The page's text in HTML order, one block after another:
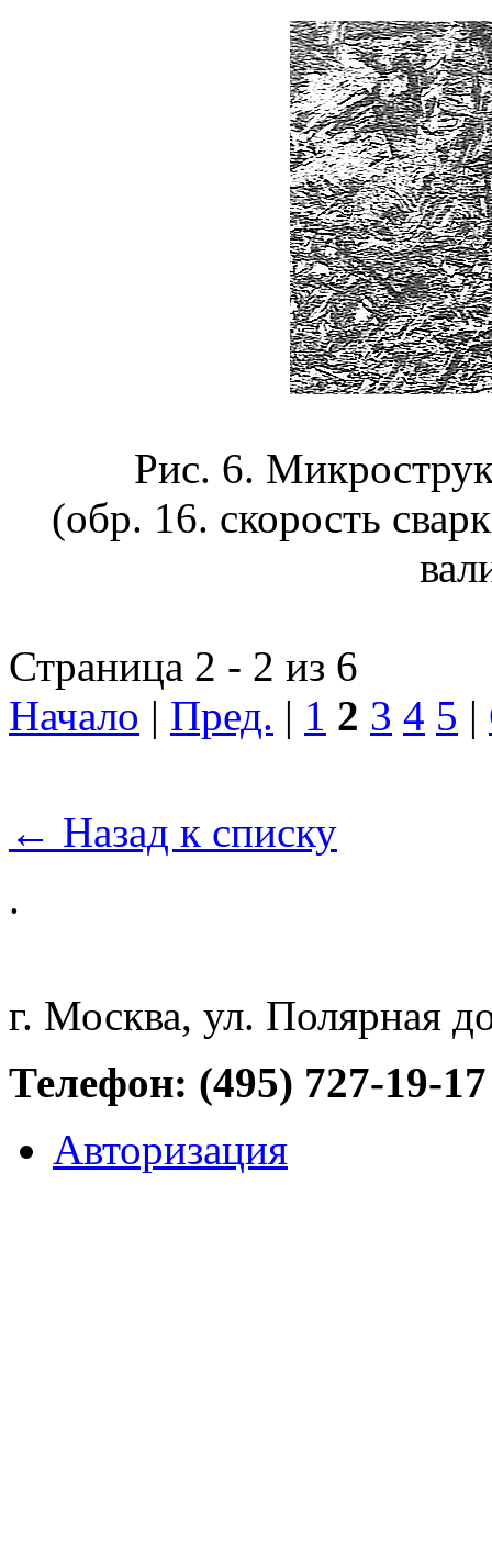
Рис. 6.
(обр. 16. скорость
Страница 2 - 2 из 6
Начало | Пред. | 1 2 3 4 5 |
← Назад к списку
.
г. Москва, ул. Полярная
Телефон: (495) 727-19-17
Авторизация